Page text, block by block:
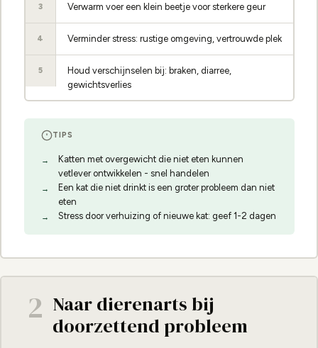
3 Verwarm voer een klein beetje voor sterkere geur
4 Verminder stress: rustige omgeving, vertrouwde plek
5
Houd verschijnselen bij: braken, diarree,
gewichtsverlies
TIPS
Katten met overgewicht die niet eten kunnen
vetlever ontwikkelen - snel handelen
Een kat die niet drinkt is een groter probleem dan niet
eten
Stress door verhuizing of nieuwe kat: geef 1-2 dagen
2 Naar dierenarts bij
doorzettend probleem